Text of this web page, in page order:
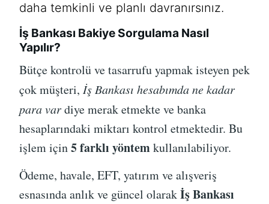
daha temkinli ve planlı davranırsınız.
İş Bankası Bakiye Sorgulama Nasıl
Yapılır?
Bütçe kontrolü ve tasarrufu yapmak isteyen pek
çok müşteri, İş Bankası hesabımda ne kadar
para vardiye merak etmekte ve banka
hesaplarındaki miktarı kontrol etmektedir. Bu
işlem için5 farklı yöntemkullanılabiliyor.
Ödeme, havale, EFT, yatırım ve alışveriş
esnasında anlık ve güncel olarakİş Bankası